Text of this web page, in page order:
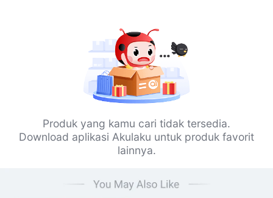
Produk yang kamu cari tidak tersedia.
Download aplikasi Akulaku untuk produk favorit
lainnya.